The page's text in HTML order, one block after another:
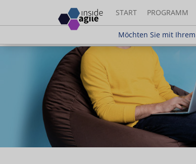
START PROGRAMM
Möchten Sie mit
Möchten Sie mit Ihrem